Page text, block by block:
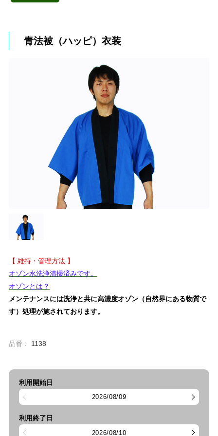
青法被（ハッピ）衣装
【 維持・管理方法 】
オゾン水洗浄清掃済みです。
オゾンとは？
メンテナンスには洗浄と共に高濃度オゾン（自然界にある物質で
す）処理が施されております。
品番： 1138
利用開始日
2026/08/09
利用終了日
2026/08/10